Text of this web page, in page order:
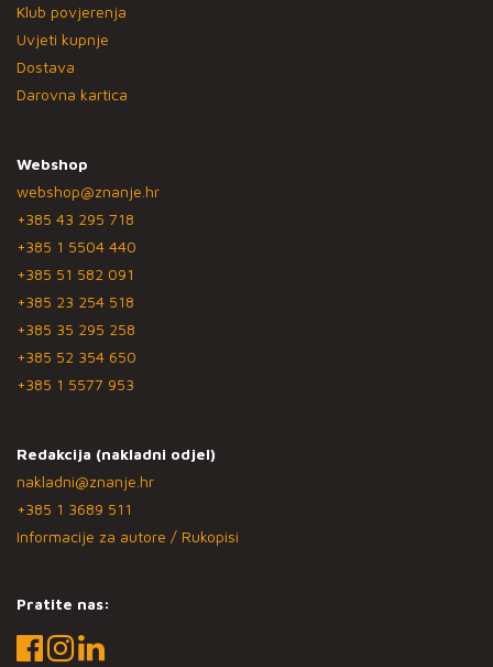
Klub povjerenja
Uvjeti kupnje
Dostava
Darovna kartica
Webshop
webshop@znanje.hr
+385 43 295 718
+385 1 5504 440
+385 51 582 091
+385 23 254 518
+385 35 295 258
+385 52 354 650
+385 1 5577 953
Redakcija (nakladni odjel)
nakladni@znanje.hr
+385 1 3689 511
Informacije za autore / Rukopisi
Pratite nas: